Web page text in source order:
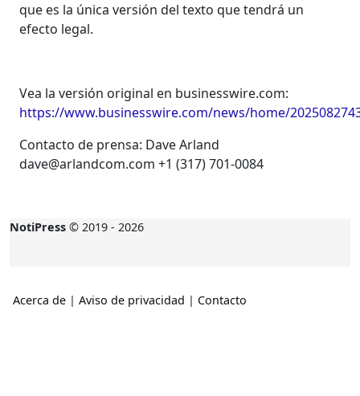
que es la única versión del texto que tendrá un
efecto legal.
Vea la versión original en businesswire.com:
https://www.businesswire.com/news/home/
Contacto de prensa: Dave Arland
dave@arlandcom.com +1 (317) 701-0084
NotiPress © 2019 - 2026
Acerca de | Aviso de privacidad | Contacto